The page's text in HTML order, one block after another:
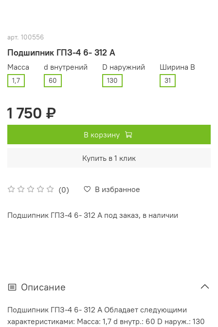
арт. 100556
Подшипник ГПЗ-4 6- 312 А
(0) В избранное
Масса
1,7
d внутрений
60
D наружний
130
Ширина В
31
1 750 ₽
В корзину
Купить в 1 клик
Подшипник ГПЗ-4 6- 312 А под заказ, в наличии
Описание
Подшипник ГПЗ-4 6- 312 А Обладает следующими
характеристиками: Масса: 1,7 d внутр.: 60 D наруж.: 130